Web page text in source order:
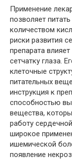
Применение
позволяет
количеством
риски развития
препарата
сетчатку глаза.
клеточные
питательных
инструкция к
способностью
вещества,
работу
широкое
ишемической
появление